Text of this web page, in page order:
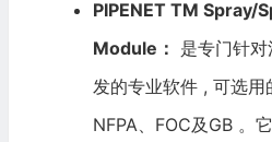
PIPENET TM Spray/
Module： 是专门针
发的专业软件 , 可选用
NFPA、FOC及GB 。